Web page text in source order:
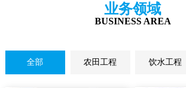
业务领域
BUSINESS AREA
全部 农田工程 饮水工程